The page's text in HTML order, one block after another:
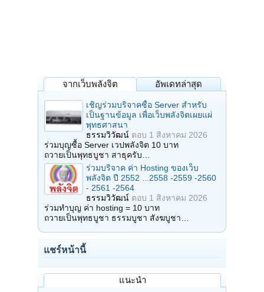
จากเว็บพลังจิต อัพเดทล่าสุด
เชิญร่วมบริจาคซื้อ Server สำหรับ
เป็นฐานข้อมูล เพื่อเว็บพลังจิตเผยแผ่
พุทธศาสนา
ธรรมวิวัฒน์ ตอบ 1 สิงหาคม 2026
ร่วมบุญซื้อ Server เวปพลังจิต 10 บาท
ถวายเป็นพุทธบูชา สาธุครับ…
ร่วมบริจาค ค่า Hosting ของเว็บ
พลังจิต ปี 2552 ...2558 -2559 -2560
- 2561 -2564
ธรรมวิวัฒน์ ตอบ 1 สิงหาคม 2026
ร่วมทำบุญ ค่า hosting = 10 บาท
ถวายเป็นพุทธบูชา ธรรมบูชา สังฆบูชา…
แชร์หน้านี้
แนะนำ